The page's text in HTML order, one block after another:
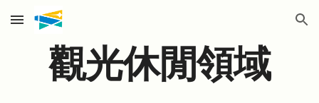
Skip to main content Skip to navigation
觀光休閒領域